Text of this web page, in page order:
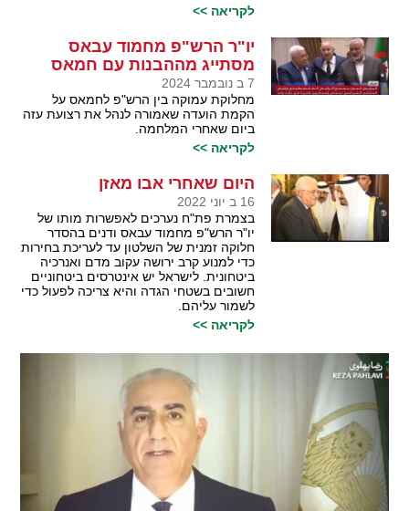
לקריאה >>
יו"ר הרש"פ מחמוד עבאס
מסתייג מההבנות עם חמאס
7 ב נובמבר 2024
מחלוקת עמוקה בין הרש"פ לחמאס על
הקמת הועדה שאמורה לנהל את רצועת עזה
ביום שאחרי המלחמה.
לקריאה >>
היום שאחרי אבו מאזן
16 ב יוני 2022
בצמרת פת"ח נערכים לאפשרות מותו של
יו"ר הרש"פ מחמוד עבאס ודנים בהסדר
חלוקה זמנית של השלטון עד לעריכת בחירות
כדי למנוע קרב ירושה עקוב מדם ואנרכיה
ביטחונית. לישראל יש אינטרסים ביטחוניים
חשובים בשטחי הגדה והיא צריכה לפעול כדי
לשמור עליהם.
לקריאה >>